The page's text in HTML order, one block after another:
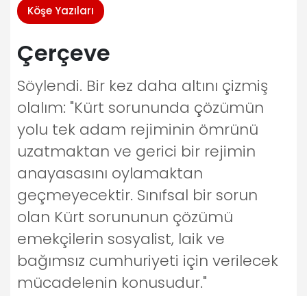
Köşe Yazıları
Çerçeve
Söylendi. Bir kez daha altını çizmiş
olalım: "Kürt sorununda çözümün
yolu tek adam rejiminin ömrünü
uzatmaktan ve gerici bir rejimin
anayasasını oylamaktan
geçmeyecektir. Sınıfsal bir sorun
olan Kürt sorununun çözümü
emekçilerin sosyalist, laik ve
bağımsız cumhuriyeti için verilecek
mücadelenin konusudur."